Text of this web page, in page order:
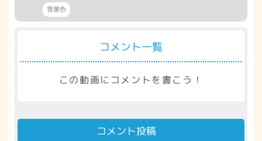
雪景色
コメント一覧
この動画にコメントを書こう！
コメント投稿